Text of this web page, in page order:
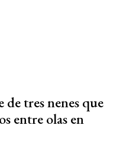
de tres nenes que
entre olas en